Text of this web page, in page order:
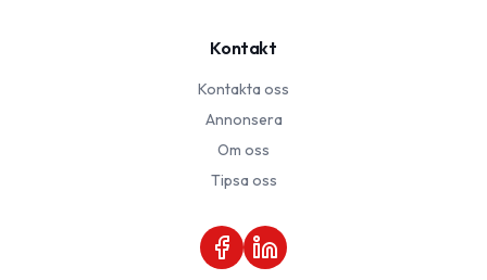
Kontakt
Kontakta oss
Annonsera
Om oss
Tipsa oss